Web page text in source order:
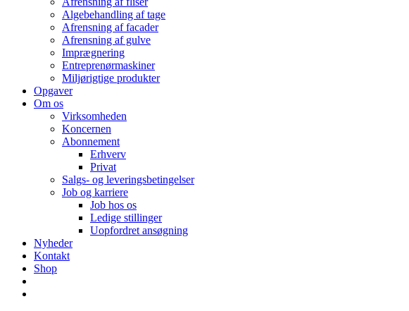
Algebehandling af tage
Afrensning af facader
Afrensning af gulve
Imprægnering
Entreprenørmaskiner
Miljørigtige produkter
Opgaver
Om os
Virksomheden
Koncernen
Abonnement
Erhverv
Privat
Salgs- og leveringsbetingelser
Job og karriere
Job hos os
Ledige stillinger
Uopfordret ansøgning
Nyheder
Kontakt
Shop